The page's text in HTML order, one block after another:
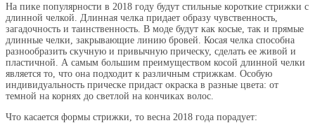
На пике популярности в 2018 году будут стильные короткие стрижки с
длинной челкой. Длинная челка придает образу чувственность,
загадочность и таинственность. В моде будут как косые, так и прямые
длинные челки, закрывающие линию бровей. Косая челка способна
разнообразить скучную и привычную прическу, сделать ее живой и
пластичной. А самым большим преимуществом косой длинной челки
является то, что она подходит к различным стрижкам. Особую
индивидуальность прическе придаст окраска в разные цвета: от
темной на корнях до светлой на кончиках волос.
Что касается формы стрижки, то весна 2018 года порадует: